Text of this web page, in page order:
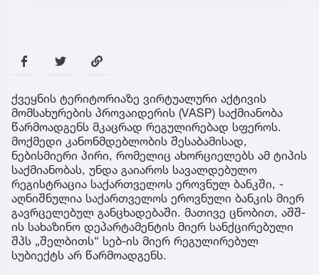
ქვეყნის ტერიტორიაზე ვირტუალური აქტივის
მომსახურების პროვაიდერის (VASP) საქმიანობა
წარმოადგენს მკაცრად რეგულირებად სფეროს.
მოქმედი კანონმდებლობის შესაბამისად,
ნებისმიერი პირი, რომელიც ახორციელებს ამ ტიპის
საქმიანობას, უნდა გაიაროს სავალდებულო
რეგისტრაცია საქართველოს ეროვნულ ბანკში, -
აღნიშნულია საქართველოს ეროვნული ბანკის მიერ
გავრცელებულ განცხადებაში. მათივე ცნობით, აშშ-
ის სახაზინო დეპარტამენტის მიერ სანქცირებული
შპს „შელბითს“ სებ-ის მიერ რეგულირებულ
სუბიექტს არ წარმოადგენს.